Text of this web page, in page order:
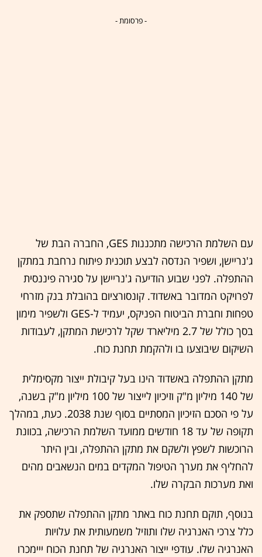
- פרסומת -
עם השלמת הרכישה מתכננות GES, החברה הבת של
ג'נריישן, ושפיר הנדסה לבצע תוכנית פיתוח נרחבת במתקן
ההתפלה. לפני שבוע הודיעה ג'נריישן על סגירה פיננסית
לפרויקט המדובר באשדוד. קונסורציום בהובלת בנק מזרחי
טפחות וחברת הביטוח הפניקס, יעמיד ל-GES ולשפיר מימון
בסך כולל של 2.7 מיליארד שקל לרכישת המתקן, לעבודות
השיקום שיבוצעו בו ולהקמת תחנת כוח.
מתקן ההתפלה באשדוד הינו בעל קיבולת ייצור מקסימלית
של 140 מיליון מ"ק וזיכיון לייצור של 100 מיליון מ"ק בשנה,
על פי הסכם הזיכיון המסתיים בסוף שנת 2038. כעת, במהלך
תקופה של עד 18 חודשים ממועד השלמת הרכישה, בכוונת
הרוכשות לשפץ ולשקם את מתקן ההתפלה, ובין היתר
להחליף את מערך הטיפול המקדים במים הנשאבים מהים
ואת מערכות הבקרה שלו.
בנוסף, תוקם תחנת כוח באתר מתקן ההתפלה שתספק את
כלל צרכי האנרגיה שלו ותוזיל משמעותית את עלויות
האנרגיה שלו. עודפי ייצור האנרגיה של תחנת הכוח ייימכרו